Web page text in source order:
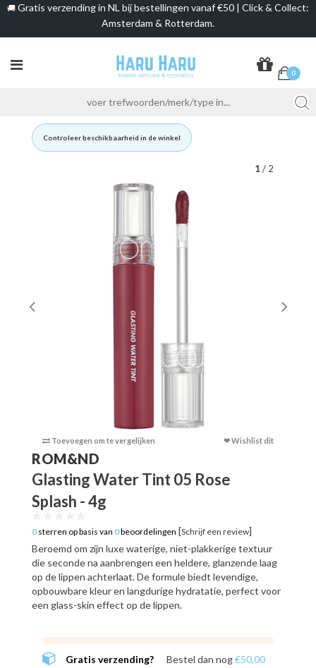
🚚 Gratis verzending in NL bij bestellingen vanaf €50 | Click & Collect:
Amsterdam & Rotterdam.
0
Controleer beschikbaarheid in de winkel
1 / 2
Toevoegen om te vergelijken ❤ Wishlist dit
ROM&ND
Glasting Water Tint 05 Rose
Splash - 4g
0sterren op basis van 0beoordelingen [Schrijf een review]
Beroemd om zijn luxe waterige, niet-plakkerige textuur
die seconde na aanbrengen een heldere, glanzende laag
op de lippen achterlaat. De formule biedt levendige,
opbouwbare kleur en langdurige hydratatie, perfect voor
een glass-skin effect op de lippen.
Gratis verzending? Bestel dan nog€50,00